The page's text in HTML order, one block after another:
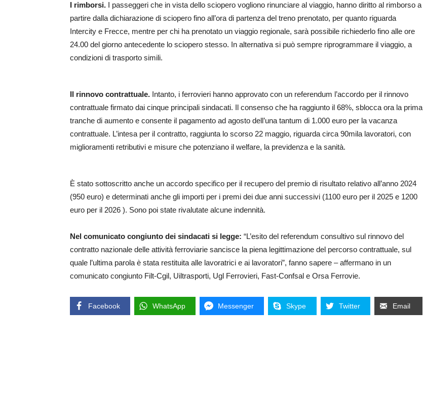
I rimborsi. I passeggeri che in vista dello sciopero vogliono rinunciare al viaggio, hanno diritto al rimborso a
partire dalla dichiarazione di sciopero fino all’ora di partenza del treno prenotato, per quanto riguarda
Intercity e Frecce, mentre per chi ha prenotato un viaggio regionale, sarà possibile richiederlo fino alle ore
24.00 del giorno antecedente lo sciopero stesso. In alternativa si può sempre riprogrammare il viaggio, a
condizioni di trasporto simili.
Il rinnovo contrattuale. Intanto, i ferrovieri hanno approvato con un referendum l’accordo per il rinnovo
contrattuale firmato dai cinque principali sindacati. Il consenso che ha raggiunto il 68%, sblocca ora la prima
tranche di aumento e consente il pagamento ad agosto dell’una tantum di 1.000 euro per la vacanza
contrattuale. L’intesa per il contratto, raggiunta lo scorso 22 maggio, riguarda circa 90mila lavoratori, con
miglioramenti retributivi e misure che potenziano il welfare, la previdenza e la sanità.
È stato sottoscritto anche un accordo specifico per il recupero del premio di risultato relativo all’anno 2024
(950 euro) e determinati anche gli importi per i premi dei due anni successivi (1100 euro per il 2025 e 1200
euro per il 2026 ). Sono poi state rivalutate alcune indennità.
Nel comunicato congiunto dei sindacati si legge: “L’esito del referendum consultivo sul rinnovo del
contratto nazionale delle attività ferroviarie sancisce la piena legittimazione del percorso contrattuale, sul
quale l’ultima parola è stata restituita alle lavoratrici e ai lavoratori”, fanno sapere – affermano in un
comunicato congiunto Filt-Cgil, Uiltrasporti, Ugl Ferrovieri, Fast-Confsal e Orsa Ferrovie.
Facebook WhatsApp Messenger Skype Twitter Email